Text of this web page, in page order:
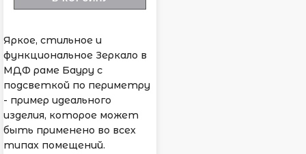
Яркое, стильное и
функциональное Зеркало в
МДФ раме Бауру с
подсветкой по периметру
- пример идеального
изделия, которое может
быть применено во всех
типах помещений.